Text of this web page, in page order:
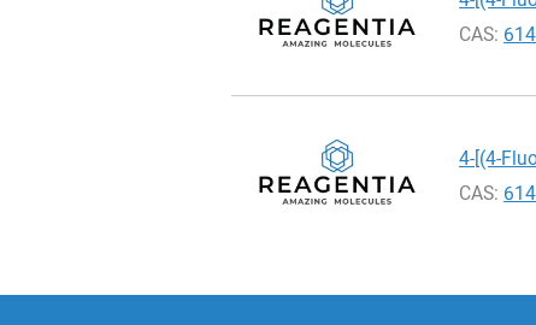
CAS:
4-[(4-
CAS: